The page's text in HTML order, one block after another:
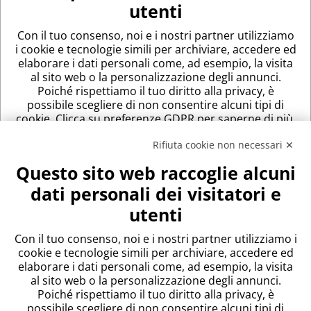
Emilia Romagmain a full screen map
Rifiuta cookie non necessari ✕
Questo sito web raccoglie alcuni
dati personali dei visitatori e
utenti
Con il tuo consenso, noi e i nostri partner utilizziamo i
cookie e tecnologie simili per archiviare, accedere ed
elaborare i dati personali come, ad esempio, la visita
al sito web o la personalizzazione degli annunci.
Poiché rispettiamo il tuo diritto alla privacy, è